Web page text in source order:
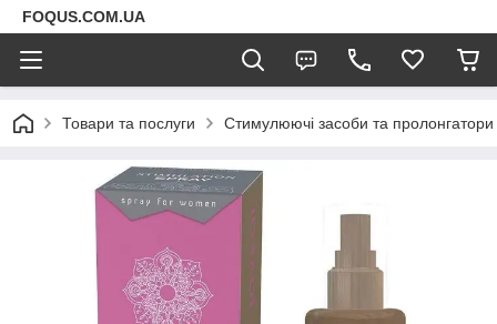
FOQUS.COM.UA
Товари та послуги Стимулюючі засоби та пролонгатори